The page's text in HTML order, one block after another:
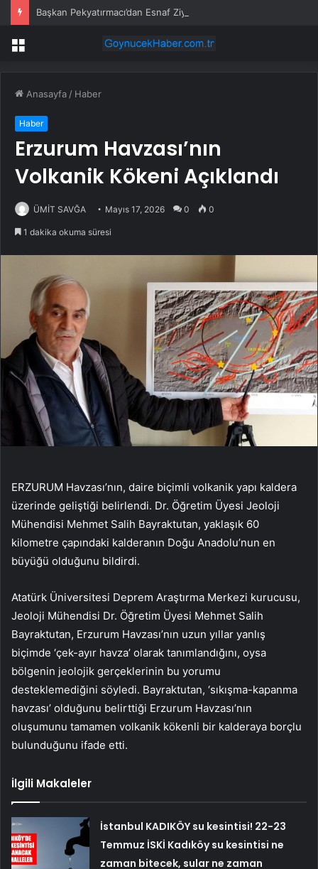
Başkan Pekyatırmacı’dan Esnaf Ziyareti
Menü
Anasayfa / Haber
Haber
Erzurum Havzası’nın
Volkanik Kökeni Açıklandı
ÜMİT SAVĞA Mayıs 17, 2026 0 0
1 dakika okuma süresi
ERZURUM Havzası’nın, daire biçimli volkanik yapı kaldera
üzerinde geliştiği belirlendi. Dr. Öğretim Üyesi Jeoloji
Mühendisi Mehmet Salih Bayraktutan, yaklaşık 60
kilometre çapındaki kalderanın Doğu Anadolu’nun en
büyüğü olduğunu bildirdi.
Atatürk Üniversitesi Deprem Araştırma Merkezi kurucusu,
Jeoloji Mühendisi Dr. Öğretim Üyesi Mehmet Salih
Bayraktutan, Erzurum Havzası’nın uzun yıllar yanlış
biçimde ‘çek-ayır havza’ olarak tanımlandığını, oysa
bölgenin jeolojik gerçeklerinin bu yorumu
desteklemediğini söyledi. Bayraktutan, ‘sıkışma-kapanma
havzası’ olduğunu belirttiği Erzurum Havzası’nın
oluşumunu tamamen volkanik kökenli bir kalderaya borçlu
bulunduğunu ifade etti.
İlgili Makaleler
İstanbul KADIKÖY su kesintisi! 22-23
Temmuz İSKİ Kadıköy su kesintisi ne
zaman bitecek, sular ne zaman